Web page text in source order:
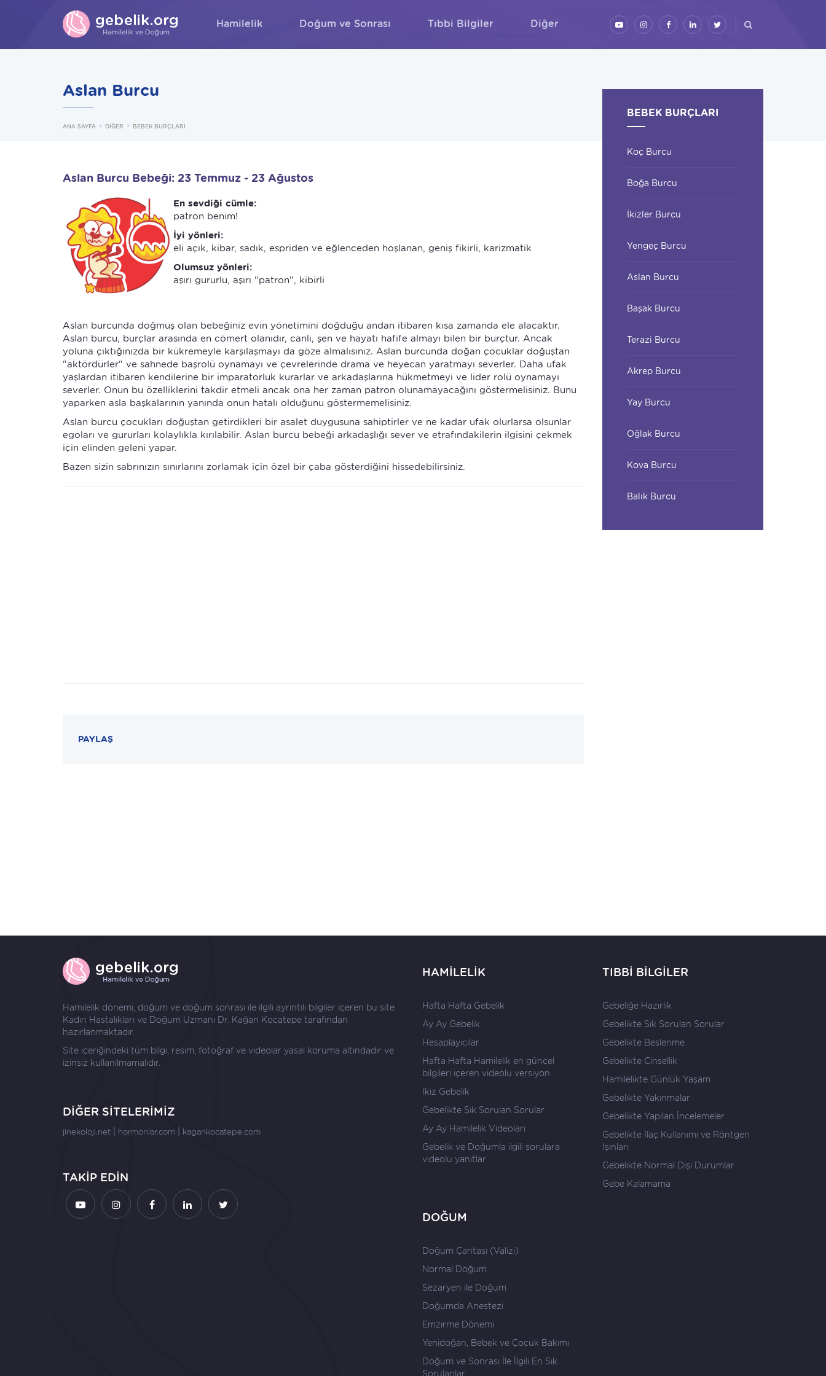
Hamilelik Doğum ve Sonrası Tıbbi Bilgiler Diğer
Aslan Burcu
ANA SAYFA DİĞER BEBEK BURÇLARI
Aslan Burcu Bebeği: 23 Temmuz - 23 Ağustos
En sevdiği cümle:
patron benim!
İyi yönleri:
eli açık, kibar, sadık, espriden ve eğlenceden hoşlanan, geniş fikirli, karizmatik
Olumsuz yönleri:
aşırı gururlu, aşırı "patron", kibirli
Aslan burcunda doğmuş olan bebeğiniz evin yönetimini doğduğu andan itibaren kısa zamanda ele alacaktır.
Aslan burcu, burçlar arasında en cömert olanıdır, canlı, şen ve hayatı hafife almayı bilen bir burçtur. Ancak
yoluna çıktığınızda bir kükremeyle karşılaşmayı da göze almalısınız. Aslan burcunda doğan çocuklar doğuştan
"aktördürler" ve sahnede başrolü oynamayı ve çevrelerinde drama ve heyecan yaratmayı severler. Daha ufak
yaşlardan itibaren kendilerine bir imparatorluk kurarlar ve arkadaşlarına hükmetmeyi ve lider rolü oynamayı
severler. Onun bu özelliklerini takdir etmeli ancak ona her zaman patron olunamayacağını göstermelisiniz. Bunu
yaparken asla başkalarının yanında onun hatalı olduğunu göstermemelisiniz.
Aslan burcu çocukları doğuştan getirdikleri bir asalet duygusuna sahiptirler ve ne kadar ufak olurlarsa olsunlar
egoları ve gururları kolaylıkla kırılabilir. Aslan burcu bebeği arkadaşlığı sever ve etrafındakilerin ilgisini çekmek
için elinden geleni yapar.
Bazen sizin sabrınızın sınırlarını zorlamak için özel bir çaba gösterdiğini hissedebilirsiniz.
PAYLAŞ
BEBEK BURÇLARI
Koç Burcu
Boğa Burcu
İkizler Burcu
Yengeç Burcu
Aslan Burcu
Başak Burcu
Terazi Burcu
Akrep Burcu
Yay Burcu
Oğlak Burcu
Kova Burcu
Balık Burcu
Hamilelik dönemi, doğum ve doğum sonrası ile ilgili ayrıntılı bilgiler içeren bu site
Kadın Hastalıkları ve Doğum Uzmanı Dr. Kağan Kocatepe tarafından
hazırlanmaktadır.
Site içeriğindeki tüm bilgi, resim, fotoğraf ve videolar yasal koruma altındadır ve
izinsiz kullanılmamalıdır.
DİĞER SİTELERİMİZ
jinekoloji.net hormonlar.com kagankocatepe.com
TAKİP EDİN
HAMİLELİK
Hafta Hafta Gebelik
Ay Ay Gebelik
Hesaplayıcılar
Hafta Hafta Hamilelik en güncel
bilgileri içeren videolu versiyon
İkiz Gebelik
Gebelikte Sık Sorulan Sorular
Ay Ay Hamilelik Videoları
Gebelik ve Doğumla ilgili sorulara
videolu yanıtlar
DOĞUM
Doğum Çantası (Valizi)
Normal Doğum
Sezaryen ile Doğum
Doğumda Anestezi
Emzirme Dönemi
Yenidoğan, Bebek ve Çocuk Bakımı
Doğum ve Sonrası İle İlgili En Sık
Sorulanlar
TIBBİ BİLGİLER
Gebeliğe Hazırlık
Gebelikte Sık Sorulan Sorular
Gebelikte Beslenme
Gebelikte Cinsellik
Hamilelikte Günlük Yaşam
Gebelikte Yakınmalar
Gebelikte Yapılan İncelemeler
Gebelikte İlaç Kullanımı ve Röntgen
Işınları
Gebelikte Normal Dışı Durumlar
Gebe Kalamama